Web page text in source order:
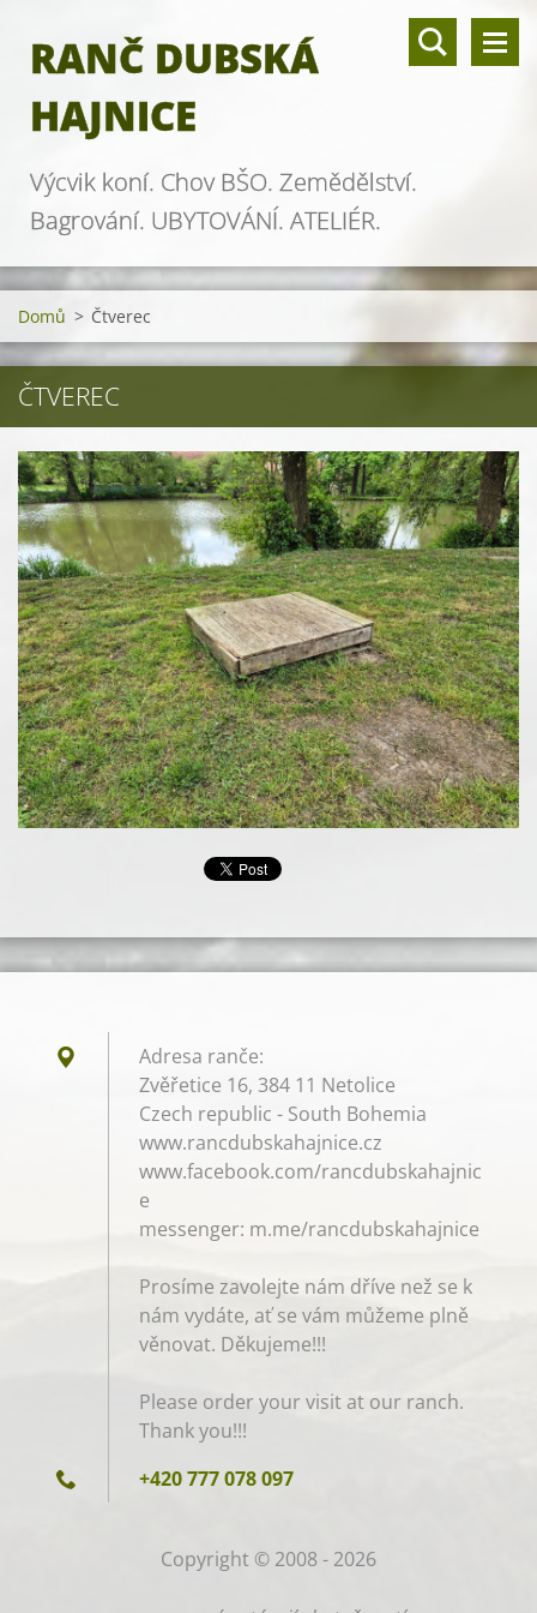
RANČ DUBSKÁ
HAJNICE
Výcvik koní. Chov BŠO. Zemědělství.
Bagrování. UBYTOVÁNÍ. ATELIÉR.
Domů > Čtverec
ČTVEREC
Adresa ranče:
Zvěřetice 16, 384 11 Netolice
Czech republic - South Bohemia
www.rancdubskahajnice.cz
www.facebook.com/rancdubskahajnic
e
messenger: m.me/rancdubskahajnice
Prosíme zavolejte nám dříve než se k
nám vydáte, ať se vám můžeme plně
věnovat. Děkujeme!!!
Please order your visit at our ranch.
Thank you!!!
+420 777 078 097
Copyright © 2008 - 2026